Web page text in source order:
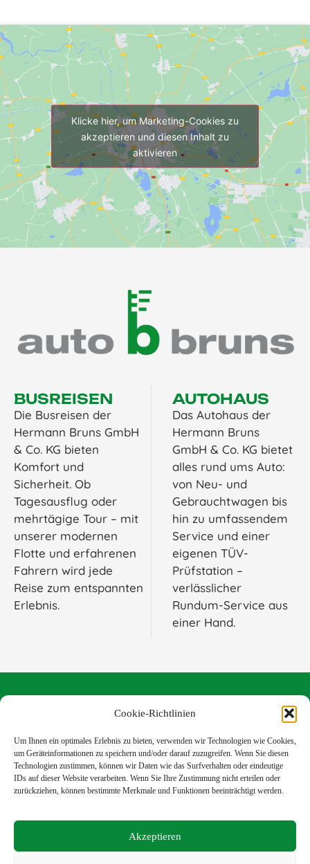
Cookie-Richtlinien
Um Ihnen ein optimales Erlebnis zu bieten, verwenden wir Technologien wie Cookies,
um Geräteinformationen zu speichern und/oder darauf zuzugreifen. Wenn Sie diesen
Technologien zustimmen, können wir Daten wie das Surfverhalten oder eindeutige
IDs auf dieser Website verarbeiten. Wenn Sie Ihre Zustimmung nicht erteilen oder
zurückziehen, können bestimmte Merkmale und Funktionen beeinträchtigt werden.
Akzeptieren
Klicke hier, um Marketing-Cookies zu
akzeptieren und diesen Inhalt zu
aktivieren
BUSREISEN
Die Busreisen der
Hermann Bruns GmbH
& Co. KG bieten
Komfort und
Sicherheit. Ob
Tagesausflug oder
mehrtägige Tour – mit
unserer modernen
Flotte und erfahrenen
Fahrern wird jede
Reise zum entspannten
Erlebnis.
AUTOHAUS
Das Autohaus der
Hermann Bruns
GmbH & Co. KG bietet
alles rund ums Auto:
von Neu- und
Gebrauchtwagen bis
hin zu umfassendem
Service und einer
eigenen TÜV-
Prüfstation –
verlässlicher
Rundum-Service aus
einer Hand.
Velener Str. 10 48734 Reken
info@auto-bruns-reken.de
360-Tour
Impressum